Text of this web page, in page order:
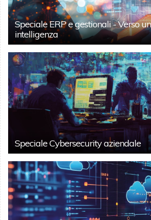
Speciale ERP e gestionali - Verso
intelligenza
Speciale Cybersecurity aziendale